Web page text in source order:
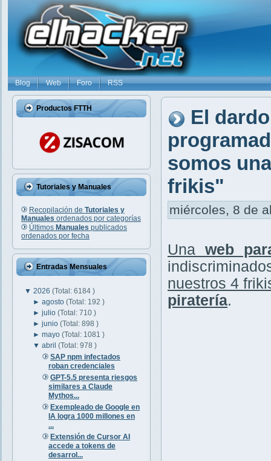
Blog Web Foro RSS
Productos FTTH
Tutoriales y Manuales
Recopilación de Tutoriales y
Manuales ordenados por categorías
Últimos Manuales publicados
ordenados por fecha
Entradas Mensuales
▼ 2026 (Total: 6184 )
►agosto(Total: 192 )
►julio(Total: 710 )
►junio(Total: 898 )
►mayo(Total: 1081 )
▼abril(Total: 978 )
SAP npm infectados
roban credenciales
GPT-5.5 presenta riesgos
similares a Claude
Mythos...
Exempleado de Google en
IA logra 1000 millones en
...
Extensión de Cursor AI
accede a tokens de
desarrol...
El
somos
frikis"
miércoles, 8 de
Una web
nuestros 4
piratería.